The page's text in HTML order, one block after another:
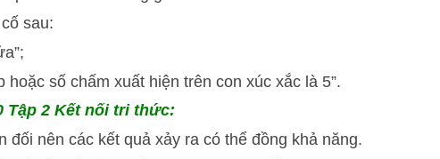
sau:
hoặc số chấm xuất hiện trên con xúc xắc là 5”.
Tập 2 Kết nối tri thức:
đối nên các kết quả xảy ra có thể đồng khả năng.